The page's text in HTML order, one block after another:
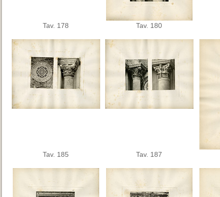
Tav. 178 Tav. 180
Tav. 185 Tav. 187